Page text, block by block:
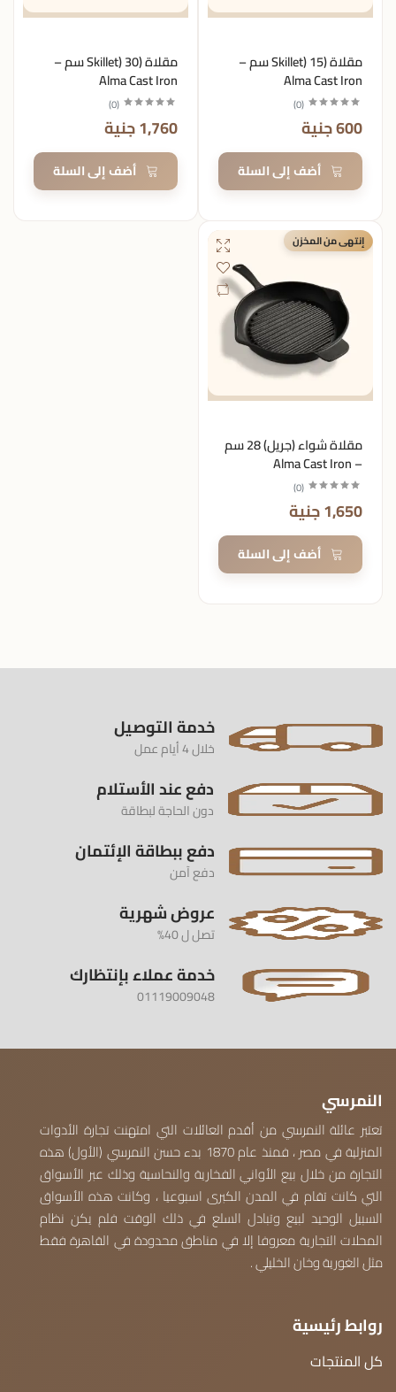
مقلاة (Skillet) 15 سم –
Alma Cast Iron
(
0
)
600 جنية
أضف إلى السلة
مقلاة (Skillet) 30 سم –
Alma Cast Iron
(
0
)
1,760 جنية
أضف إلى السلة
إنتهى من المخزن
مقلاة شواء (جريل) 28 سم
– Alma Cast Iron
(
0
)
1,650 جنية
أضف إلى السلة
خدمة التوصيل
خلال 4 أيام عمل
دفع عند الأستلام
دون الحاجة لبطاقة
دفع ببطاقة الإئتمان
دفع آمن
عروض شهرية
تصل ل 40%
خدمة عملاء بإنتظارك
01119009048
النمرسي
تعتبر عائلة النمرسي من أقدم العائلات التي امتهنت تجارة الأدوات
المنزلية في مصر ، فمنذ عام 1870 بدء حسن النمرسي (الأول) هذه
التجارة من خلال بيع الأواني الفخارية والنحاسية وذلك عبر الأسواق
التي كانت تقام في المدن الكبرى اسبوعيا ، وكانت هذه الأسواق
السبيل الوحيد لبيع وتبادل السلع في ذلك الوقت فلم يكن نظام
المحلات التجارية معروفا إلا في مناطق محدودة في القاهرة فقط
مثل الغورية وخان الخليلي .
روابط رئيسية
كل المنتجات